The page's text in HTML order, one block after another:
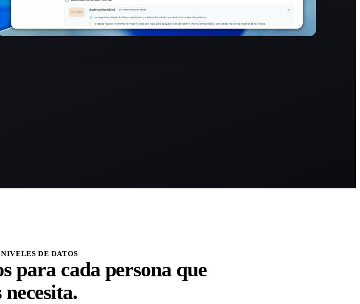
DE DATOS
para cada persona que
necesita.